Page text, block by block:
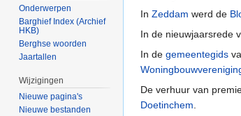
In Zeddam werd de
In de nieuwjaarsrede
In de gemeentegids
De verhuur van
Doetinchem
Onderwerpen
Barghief Index (Archief
HKB)
Berghse woorden
Jaartallen
Wijzigingen
Nieuwe pagina's
Nieuwe bestanden